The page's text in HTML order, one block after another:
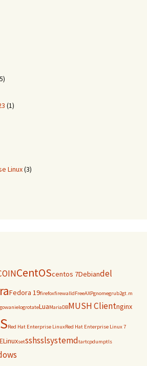
(1)
Linux(3)
CentOScentos 7Debiandel
Fedora 19firefoxfirewalldFreeAXPgnomegrub2gt.m
logrotateLuaMariaDBMUSH Clientnginx
Red Hat Enterprise LinuxRed Hat Enterprise Linux 7
setsshsslsystemdtartcpdumptls